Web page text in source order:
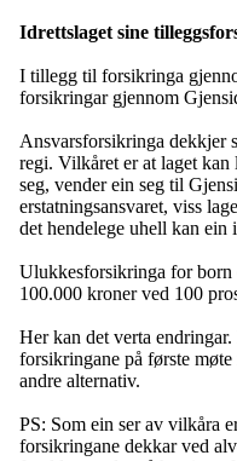
Idrettslaget sine
I tillegg til forsikringa
forsikringar gjennom
Ansvarsforsikringa dekkjer
regi. Vilkåret er at laget kan
seg, vender ein seg til
erstatningsansvaret, viss
det hendelege uhell kan ein
Ulukkesforsikringa for born
100.000 kroner ved 100
Her kan det verta
forsikringane på første
andre alternativ.
PS: Som ein ser av vilkåra
forsikringane dekkar ved